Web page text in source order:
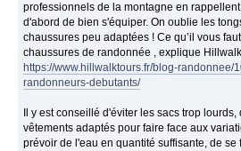
professionnels de la montagne en
d'abord de bien s'équiper. On oublie les
chaussures peu adaptées ! Ce qu’il vous
chaussures de randonnée , explique
https://www.hillwalktours.fr/blog-randonnee/
randonneurs-debutants/
Il y est conseillé d'éviter les sacs trop
vêtements adaptés pour faire face aux
prévoir de l'eau en quantité suffisante, de